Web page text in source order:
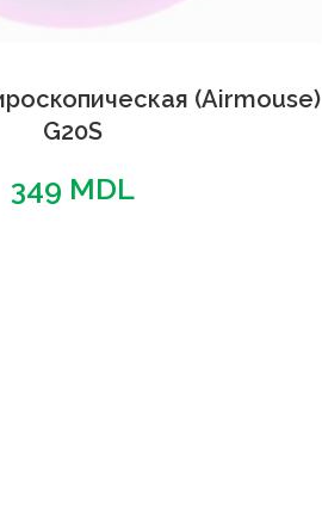
(Airmouse)
G20S
349 MDL